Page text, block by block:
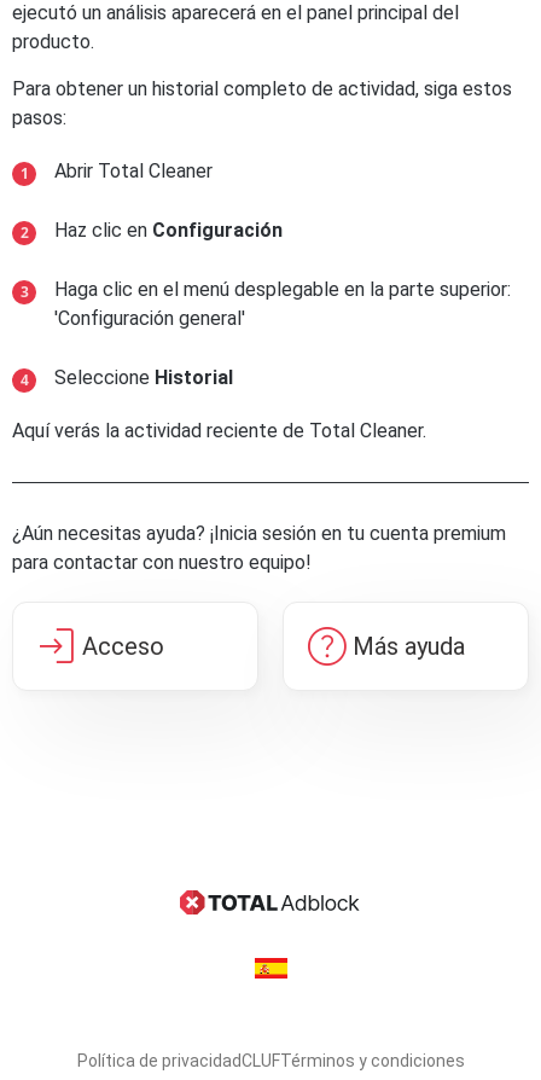
ejecutó un análisis aparecerá en el panel principal del
producto.
Para obtener un historial completo de actividad, siga estos
pasos:
Abrir Total Cleaner
Haz clic en Configuración
Haga clic en el menú desplegable en la parte superior:
'Configuración general'
Seleccione Historial
Aquí verás la actividad reciente de Total Cleaner.
¿Aún necesitas ayuda? ¡Inicia sesión en tu cuenta premium
para contactar con nuestro equipo!
login Acceso help Más ayuda
Política de privacidadCLUFTérminos y condiciones